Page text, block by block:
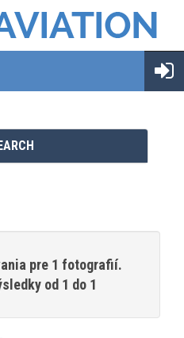
pre 1 fotografií.
od 1 do 1